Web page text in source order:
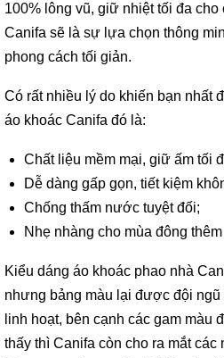
100% lông vũ, giữ nhiệt tối đa
Canifa sẽ là sự lựa chọn thông
phong cách tối giản.
Có rất nhiều lý do khiến bạn nhất
áo khoác Canifa đó là:
Chất liệu mềm mại, giữ ấm tối
Dễ dàng gấp gọn, tiết kiệm
Chống thấm nước tuyệt đối;
Nhẹ nhàng cho mùa đông
Kiểu dáng áo khoác phao nhà
nhưng bảng màu lại được đội
linh hoạt, bên cạnh các gam màu
thấy thì Canifa còn cho ra mắt các